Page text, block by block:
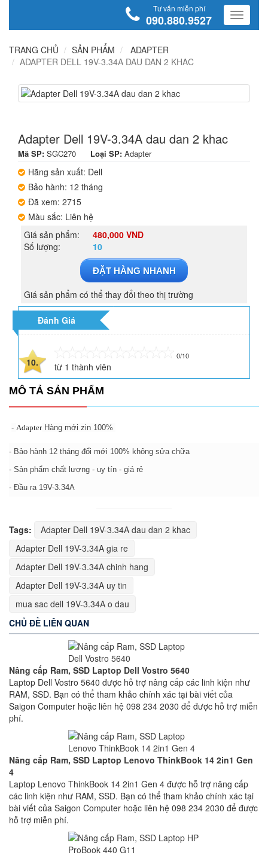
Tư vấn miễn phí
090.880.9527
TRANG CHỦ SẢN PHẨM
ADAPTER
ADAPTER DELL 19V-3.34A DAU DAN 2 KHAC
Adapter Dell 19V-3.34A dau dan 2 khac
Mã SP: SGC270 Loại SP: Adapter
Hãng sản xuất: Dell
Bảo hành: 12 tháng
Đã xem: 2715
Màu sắc: Liên hệ
Giá sản phẩm:
480,000 VND
Số lượng:
10
ĐẶT HÀNG NHANH
Giá sản phẩm có thể thay đổi theo thị trường
Đánh Giá
10.
0/10
từ 1 thành viên
MÔ TẢ SẢN PHẨM
- Adapter Hàng mới zin 100%
- Bảo hành 12 tháng đổi mới 100% không sửa chữa
- Sản phẩm chất lượng - uy tín - giá rẻ
- Đầu ra 19V-3.34A
Tags:
Adapter Dell 19V-3.34A dau dan 2 khac
Adapter Dell 19V-3.34A gia re
Adapter Dell 19V-3.34A chinh hang
Adapter Dell 19V-3.34A uy tin
mua sac dell 19V-3.34A o dau
CHỦ ĐỀ LIÊN QUAN
Nâng cấp Ram, SSD Laptop Dell Vostro 5640
Laptop Dell Vostro 5640 được hỗ trợ nâng cấp các linh kiện như
RAM, SSD. Bạn có thể tham khảo chính xác tại bài viết của
Saigon Computer hoặc liên hệ 098 234 2030 để được hỗ trợ miễn
phí.
Nâng cấp Ram, SSD Laptop Lenovo ThinkBook 14 2in1 Gen
4
Laptop Lenovo ThinkBook 14 2in1 Gen 4 được hỗ trợ nâng cấp
các linh kiện như RAM, SSD. Bạn có thể tham khảo chính xác tại
bài viết của Saigon Computer hoặc liên hệ 098 234 2030 để được
hỗ trợ miễn phí.